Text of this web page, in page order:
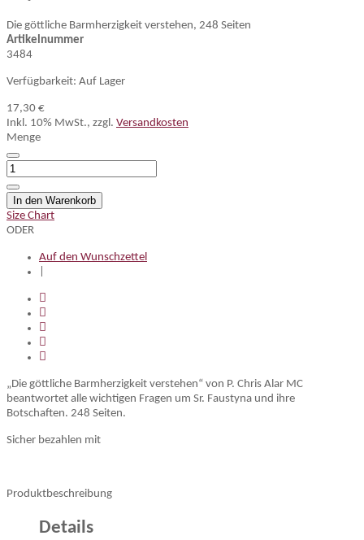
Die göttliche Barmherzigkeit verstehen, 248 Seiten
Artikelnummer
3484
Verfügbarkeit: Auf Lager
17,30 €
Inkl. 10% MwSt., zzgl. Versandkosten
Menge
In den Warenkorb
Size Chart
ODER
Auf den Wunschzettel
„Die göttliche Barmherzigkeit verstehen“ von P. Chris Alar MC
beantwortet alle wichtigen Fragen um Sr. Faustyna und ihre
Botschaften. 248 Seiten.
Sicher bezahlen mit
Produktbeschreibung
Details